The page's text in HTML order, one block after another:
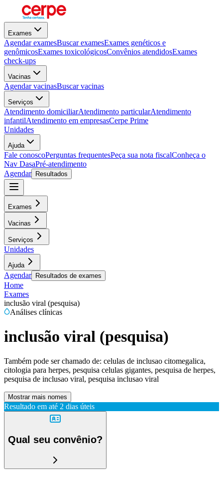
Exames
Agendar examesBuscar examesExames genéticos e
genômicosExames toxicológicosConvênios atendidosExames
check-ups
Vacinas
Agendar vacinasBuscar vacinas
Serviços
Atendimento domiciliarAtendimento particularAtendimento
infantilAtendimento em empresasCerpe Prime
Unidades
Ajuda
Fale conoscoPerguntas frequentesPeça sua nota fiscalConheça o
Nav DasaPré-atendimento
Agendar
Resultados
Exames
Vacinas
Serviços
Unidades
Ajuda
Agendar Resultados de exames
Home
Exames
inclusão viral (pesquisa)
Análises clínicas
inclusão viral (pesquisa)
Também pode ser chamado de: celulas de inclusao citomegalica,
citologia para herpes, pesquisa celulas gigantes, pesquisa de herpes,
pesquisa de inclusao viral, pesquisa inclusao viral
Mostrar mais nomes
Resultado em até 2 dias úteis
Qual seu convênio?